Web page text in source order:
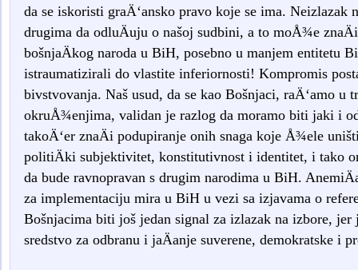
da se iskoristi graÄ‘ansko pravo koje se ima. Neizlazak
drugima da odluÄuju o našoj sudbini, a to moÅ¾e
bošnjaÄkog naroda u BiH, posebno u manjem entitetu
istraumatizirali do vlastite inferiornosti! Kompromis
bivstvovanja. Naš usud, da se kao Bošnjaci, raÄ‘amo u
okruÅ¾enjima, validan je razlog da moramo biti jaki i
takoÄ‘er znaÄi podupiranje onih snaga koje Å¾ele
politiÄki subjektivitet, konstitutivnost i identitet, i tako
da bude ravnopravan s drugim narodima u BiH.
za implementaciju mira u BiH u vezi sa izjavama o
Bošnjacima biti još jedan signal za izlazak na izbore, jer
sredstvo za odbranu i jaÄanje suverene, demokratske i